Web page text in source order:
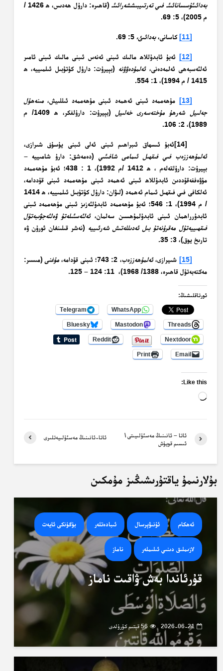
بەدائىئۇسسانائىئـ فىي تەرتىيبىششەرائىئـ
(قاھىرە: دارۇل ھەدىس، ھ 1426 /
م 2005)، 5: 69.
[11] كاسانى،بەدائىئ، 5: 69.
[12]
ئەبۇ ئابدۇللاھ مالىك ئىبنى ئەنەس ئىبنى مالىك ئىبنى ئامىر
ئەلئەسبەھى ئەلمەدەنى،ئەلمۇدەۋۋنە (بېيرۇت: دارۇل كۇتۇبىل ئىلمىييە، ھ
1415 / م 1994)، 1: 554.
[13] مۇھەممەد ئىبنى ئەھمەد ئىبنى مۇھەممەد ئىللىيش،مىنەھۇل
جەلىيل شەرھۇ مۇختەسەرى خەلىيل
(بېيرۇت: دارۇلفكر، ھ 1409/ م
1989)، 2: 106.
[14]ئەبۇ ئىسھاق ئىبراھىم ئىبنى ئەلى ئىبنى يۇسۇف شىرازى،
ئەلمۇھەززەب فىي فىقھىل ئىمامى شافىئىي (دەمەشق: دارۇ شامىييە –
بېيرۇت: دارۇلقەلەم ، ھ 1412 /م 1992)، 1 : 438؛ ئەبۇ مۇھەممەد
مۇۋەففەقۇددىن ئابدۇللاھ ئىبنى ئەھمەد ئىبنى مۇھەممەد ئىبنى قۇددامە،
ئەلكافى فىي فىقھىل ئىمام ئەھمەد (لىۋان: دارۇل كۇتۇبىل ئىلمىييە، ھ 1414
/ م 1994)، 1: 546؛ ئەبۇ مۇھەممەد ئابدۇلئەزىز ئىبنى مۇھەممەد ئىبنى
ئابدۇرراھمان ئىبنى ئابدۇلمۇھسىن سەلمان،ئەلئەسئىلەتۇ ۋەلئەجۋىبەتۇل
فىقھىييەتۇل مەقرۇنەتۇ بىل ئەدىللەتىش شەرئىييە (نەشر قىلىنغان ئورۇن ۋە
تارىخ يوق)، 3: 35.
[15] شىيرازى،ئەلمۇھەززەب، 2: 743؛ ئىبنى قۇدامە، مۇغنى (مىسىر:
مەكتەبەتۇل قاھىرە، 1388/ 1968)، 11: 124 – 125.
ئورتاقلىشىڭ:
WhatsApp
Telegram
Threads
Mastodon
Bluesky
Nextdoor
Reddit
Email
Print
Like this:
Loading…
ئاتا-ئانىنىڭ مەسئۇلىيەتلىرى
ئاتا – ئانىنىڭ مەسئۇلىيىتى \
ئىسىم قويۇش
بۇلارنىمۇ ياقتۇرىشىڭىز مۇمكىن
ئەھكام ئۇنىۋېرسال ئىبادەتلەر بۈگۈنكى ئايەت
لازىملىق دىنىي ئىلىملەر ناماز
قۇرئاندا بەش ۋاقىت ناماز
2026-06-21 56 قېتىم كۆرۈلدى